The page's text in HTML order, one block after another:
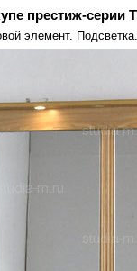
престиж-серии
элемент. Подсветка.